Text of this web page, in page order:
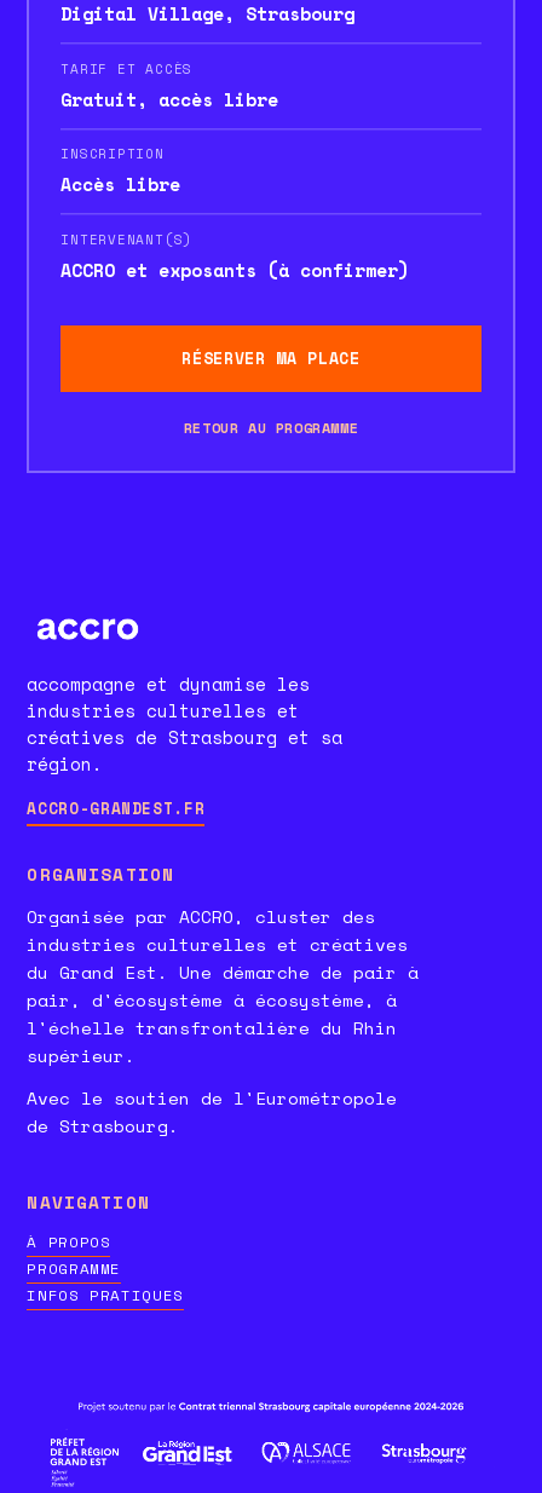
Digital Village, Strasbourg
TARIF ET ACCÈS
Gratuit, accès libre
INSCRIPTION
Accès libre
INTERVENANT(S)
ACCRO et exposants (à confirmer)
RÉSERVER MA PLACE
RETOUR AU PROGRAMME
accompagne et dynamise les
industries culturelles et
créatives de Strasbourg et sa
région.
ACCRO-GRANDEST.FR
ORGANISATION
Organisée par ACCRO, cluster des
industries culturelles et créatives
du Grand Est. Une démarche de pair à
pair, d'écosystème à écosystème, à
l'échelle transfrontalière du Rhin
supérieur.
Avec le soutien de l'Eurométropole
de Strasbourg.
NAVIGATION
À PROPOS
PROGRAMME
INFOS PRATIQUES